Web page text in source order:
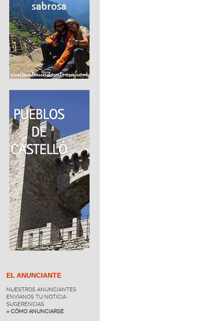
EL ANUNCIANTE
NUESTROS ANUNCIANTES
ENVÍANOS TU NOTICIA
SUGERENCIAS
» CÓMO ANUNCIARSE